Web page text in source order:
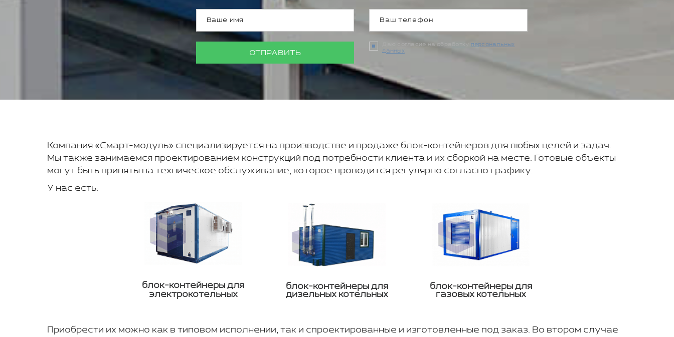
ОТПРАВИТЬ
Даю согласие на обработку
персональных
данных
Компания «Смарт-модуль» специализируется на производстве и продаже блок-контейнеров для любых целей и задач.
Мы также занимаемся проектированием конструкций под потребности клиента и их сборкой на месте. Готовые объекты
могут быть приняты на техническое обслуживание, которое проводится регулярно согласно графику.
У нас есть:
блок-контейнеры для
электрокотельных
блок-контейнеры для
дизельных котельных
блок-контейнеры для
газовых котельных
Приобрести их можно как в типовом исполнении, так и спроектированные и изготовленные под заказ. Во втором случае